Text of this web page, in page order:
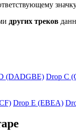
других треков
(DADGBE) Drop C
Drop E (EBEA)